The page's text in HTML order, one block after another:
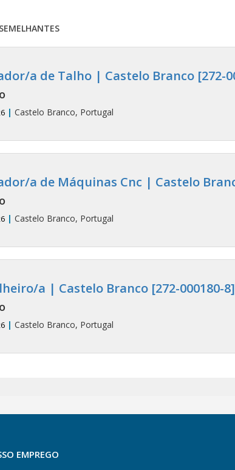
a de Talho | Castelo Branco [272-
| Castelo Branco, Portugal
a de Máquinas Cnc | Castelo
| Castelo Branco, Portugal
a | Castelo Branco [272-000180-8]
| Castelo Branco, Portugal
EMPREGO